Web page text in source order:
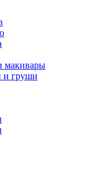
макивары
и груши